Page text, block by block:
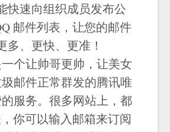
快速向组织成员发布公
邮件列表，让您的邮件
多、更快、更准！
个让帅哥更帅，让美女
邮件正常群发的腾讯唯
服务。很多网站上，都
你可以输入邮箱来订阅